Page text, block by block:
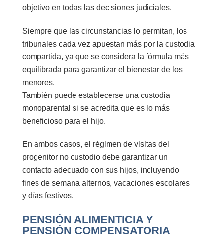
objetivo en todas las decisiones judiciales.
Siempre que las circunstancias lo permitan, los
tribunales cada vez apuestan más por la custodia
compartida, ya que se considera la fórmula más
equilibrada para garantizar el bienestar de los
menores.
También puede establecerse una custodia
monoparental si se acredita que es lo más
beneficioso para el hijo.
En ambos casos, el régimen de visitas del
progenitor no custodio debe garantizar un
contacto adecuado con sus hijos, incluyendo
fines de semana alternos, vacaciones escolares
y días festivos.
PENSIÓN ALIMENTICIA Y
PENSIÓN COMPENSATORIA